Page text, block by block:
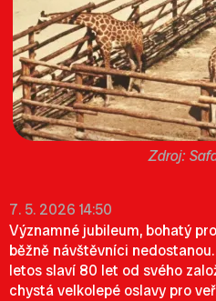
7. 5. 2026 14:50
Významné jubileum, bohatý
běžně návštěvníci nedostanou.
letos slaví 80 let od svého
chystá velkolepé oslavy pro